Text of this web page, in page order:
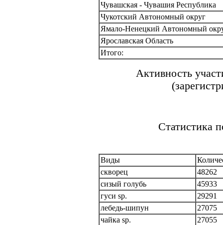
Чувашская - Чувашия Республика
Чукотский Автономный округ
Ямало-Ненецкий Автономный
Ярославская Область
Итого:
Активность
Статистика
Виды
скворец
48262
сизый голубь
45933
гуси sp.
29291
лебедь-шипун
27075
чайка sp.
27055